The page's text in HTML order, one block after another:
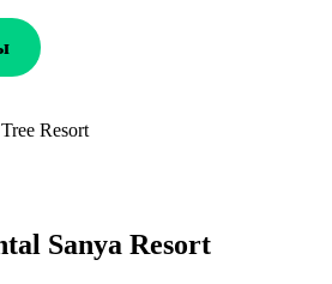
Sanya Resort